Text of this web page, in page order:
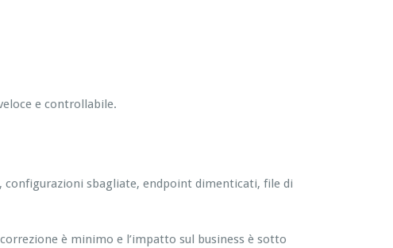
e controllabile.
sbagliate, endpoint dimenticati, file di
è minimo e l’impatto sul business è sotto